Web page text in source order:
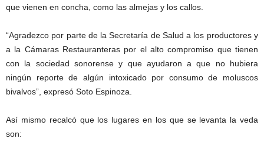
que vienen en concha, como las almejas y los callos.
“Agradezco por parte de la Secretaría de Salud a los productores y
a la Cámaras Restauranteras por el alto compromiso que tienen
con la sociedad sonorense y que ayudaron a que no hubiera
ningún reporte de algún intoxicado por consumo de moluscos
bivalvos”, expresó Soto Espinoza.
Así mismo recalcó que los lugares en los que se levanta la veda
son: